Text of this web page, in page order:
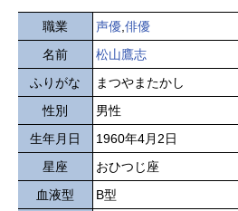
職業 声優,俳優
名前
松山鷹志
ふりがな
まつやまたかし
性別
男性
生年月日
1960年4月2日
星座
おひつじ座
血液型
B型